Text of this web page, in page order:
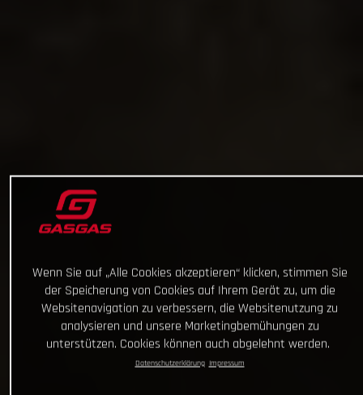
Wenn Sie auf „Alle Cookies akzeptieren“ klicken, stimmen Sie
der Speicherung von Cookies auf Ihrem Gerät zu, um die
Websitenavigation zu verbessern, die Websitenutzung zu
analysieren und unsere Marketingbemühungen zu
unterstützen. Cookies können auch abgelehnt werden.
Datenschutzerklärung Impressum